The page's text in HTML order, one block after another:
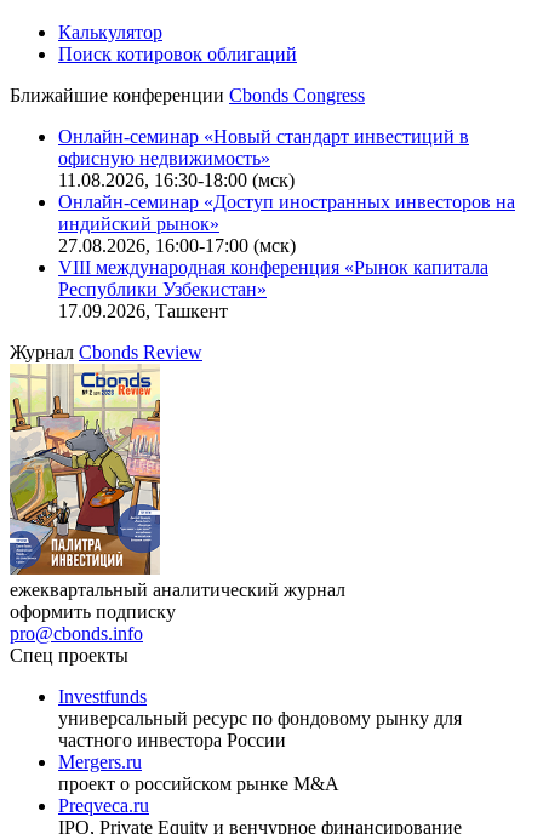
IT-аккредитация
Поиск котировок облигаций
Ближайшие конференцииCbonds Congress
Онлайн-семинар «Новый стандарт инвестиций в
офисную недвижимость»
11.08.2026, 16:30-18:00 (мск)
Онлайн-семинар «Доступ иностранных инвесторов на
индийский рынок»
VIII международная конференция «Рынок капитала
Республики Узбекистан»
17.09.2026, Ташкент
ЖурналCbonds Review
ежеквартальный аналитический журнал
оформить подписку
pro@cbonds.info
Спец проекты
Investfunds
универсальный ресурс по фондовому рынку для
частного инвестора России